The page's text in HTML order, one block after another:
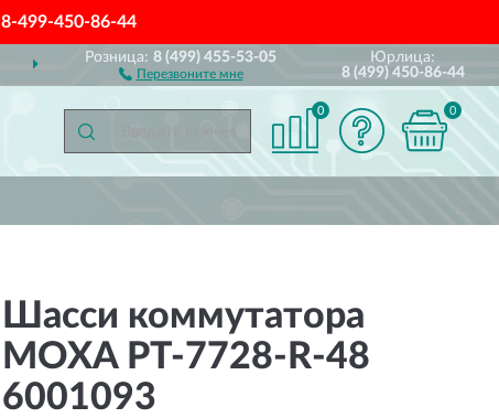
8-499-450-86-44
ДОСТАВИМ ПО ВСЕЙ РОССИИ
Розница:8 (499) 455-53-05
Перезвоните мне
Юрлица:
8 (499) 450-86-44
0 0
Шасси коммутатора
MOXA PT-7728-R-48
6001093